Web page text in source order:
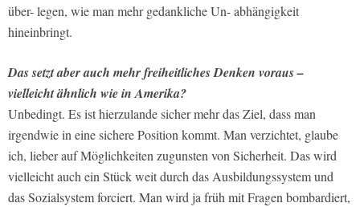
über- legen, wie man mehr gedankliche Un- abhängigkeit
hineinbringt.
Das setzt aber auch mehr freiheitliches Denken voraus –
vielleicht ähnlich wie in Amerika?
Unbedingt. Es ist hierzulande sicher mehr das Ziel, dass man
irgendwie in eine sichere Position kommt. Man verzichtet, glaube
ich, lieber auf Möglichkeiten zugunsten von Sicherheit. Das wird
vielleicht auch ein Stück weit durch das Ausbildungssystem und
das Sozialsystem forciert. Man wird ja früh mit Fragen bombardiert,